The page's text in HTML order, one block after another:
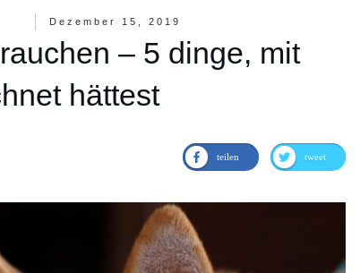
Dezember 15, 2019
– 5 dinge, mit
hättest
teilen tweet